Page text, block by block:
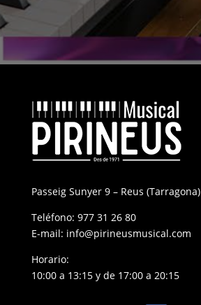
Passeig Sunyer 9 – Reus (Tarragona)
Teléfono: 977 31 26 80
E-mail: info@pirineusmusical.com
Horario:
10:00 a 13:15 y de 17:00 a 20:15